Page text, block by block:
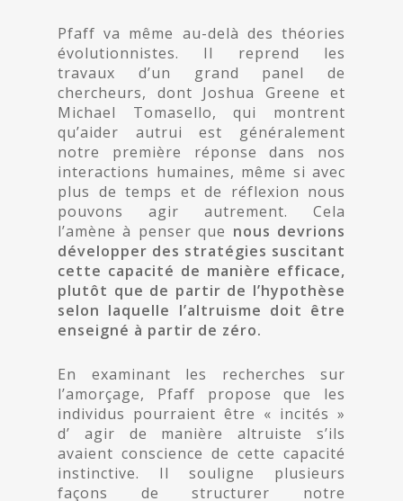
Pfaff va même au-delà des théories
évolutionnistes. Il reprend les
travaux d’un grand panel de
chercheurs, dont Joshua Greene et
Michael Tomasello, qui montrent
qu’aider autrui est généralement
notre première réponse dans nos
interactions humaines, même si avec
plus de temps et de réflexion nous
pouvons agir autrement. Cela
l’amène à penser que nous devrions
développer des stratégies suscitant
cette capacité de manière efficace,
plutôt que de partir de l’hypothèse
selon laquelle l’altruisme doit être
enseigné à partir de zéro.
En examinant les recherches sur
l’amorçage, Pfaff propose que les
individus pourraient être « incités »
d’ agir de manière altruiste s’ils
avaient conscience de cette capacité
instinctive. Il souligne plusieurs
façons de structurer notre